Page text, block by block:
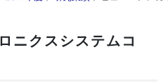
ニクスシステムコ